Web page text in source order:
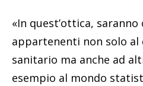
«In quest’ottica,
appartenenti non solo al
sanitario ma anche ad
esempio al mondo